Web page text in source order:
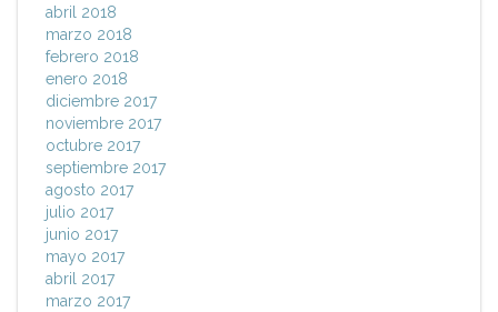
abril 2018
marzo 2018
febrero 2018
enero 2018
diciembre 2017
noviembre 2017
octubre 2017
septiembre 2017
agosto 2017
julio 2017
junio 2017
mayo 2017
abril 2017
marzo 2017